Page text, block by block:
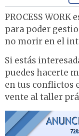
PROCESS
para poder
no morir en el
Si estás
puedes hacerte
en tus conflictos
vente al taller